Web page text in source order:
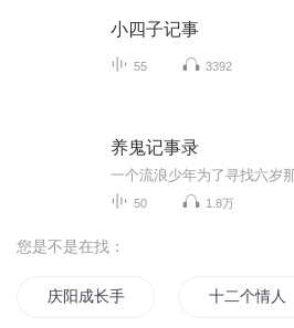
小四子记事
55 3392
养鬼记事录
50 1.8万
您是不是在找：
庆阳成长手札 十二个情人节